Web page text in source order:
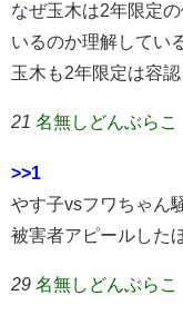
なぜ玉木は2年限定
いるのか理解してい
玉木も2年限定は容
21 名無しどんぶらこ
>>1
やす子vsフワちゃん
被害者アピールした
29 名無しどんぶらこ